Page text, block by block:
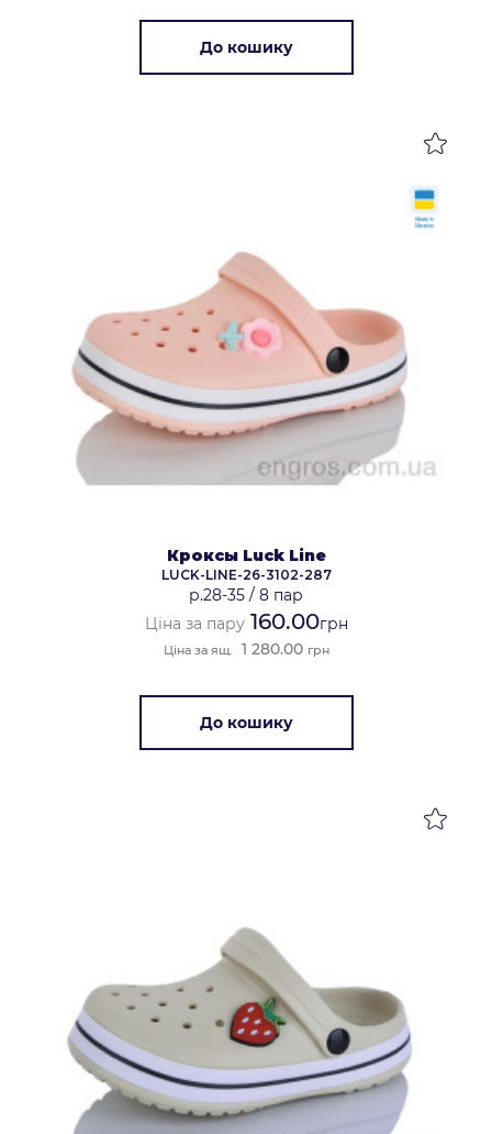
До кошику
Кроксы Luck Line
LUCK-LINE-26-3102-287
р.28-35 / 8 пар
Ціна за пару160.00грн
Ціна за ящ. 1 280.00 грн
До кошику